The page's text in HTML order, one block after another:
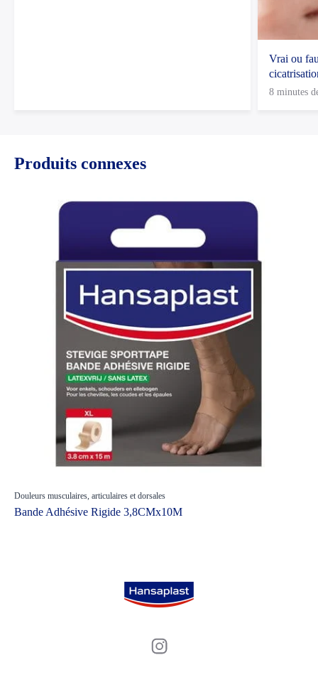
Vrai ou
8 minutes
Produits connexes
Douleurs musculaires, articulaires et dorsales
Bande Adhésive Rigide 3,8CMx10M